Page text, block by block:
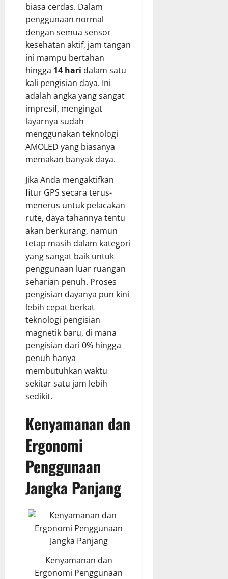
biasa cerdas. Dalam
penggunaan normal
dengan semua sensor
kesehatan aktif, jam tangan
ini mampu bertahan
hingga 14 hari dalam satu
kali pengisian daya. Ini
adalah angka yang sangat
impresif, mengingat
layarnya sudah
menggunakan teknologi
AMOLED yang biasanya
memakan banyak daya.
Jika Anda mengaktifkan
fitur GPS secara terus-
menerus untuk pelacakan
rute, daya tahannya tentu
akan berkurang, namun
tetap masih dalam kategori
yang sangat baik untuk
penggunaan luar ruangan
seharian penuh. Proses
pengisian dayanya pun kini
lebih cepat berkat
teknologi pengisian
magnetik baru, di mana
pengisian dari 0% hingga
penuh hanya
membutuhkan waktu
sekitar satu jam lebih
sedikit.
Kenyamanan dan
Ergonomi
Penggunaan
Jangka Panjang
Kenyamanan dan
Ergonomi Penggunaan